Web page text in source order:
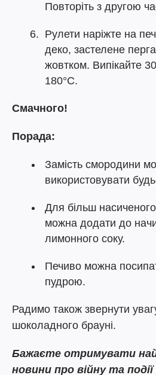
Повторіть з другою
Рулети наріжте на
деко, застелене
жовтком. Випікайте
180°C.
Смачного!
Порада:
Замість смородини
використовувати
Для більш
можна додати до
лимонного соку.
Печиво можна
пудрою.
Радимо також звернути
шоколадного брауні.
Бажаєте отримувати
новини про війну та події